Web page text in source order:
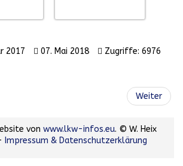
2017 07. Mai 2018 Zugriffe: 6976
Weiter
von www.lkw-infos.eu. © W. Heix
Impressum & Datenschutzerklärung